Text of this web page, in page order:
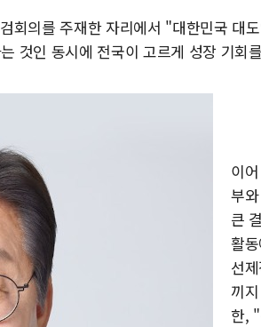
회의를 주재한 자리에서 "대한민국 대
것인 동시에 전국이 고르게 성장 기회
이
부
큰
활
선
끼
한,